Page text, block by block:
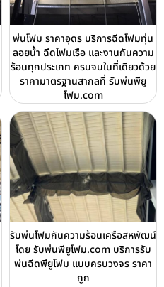
พ่นโฟม ราคาอุดร บริการฉีดโฟมทุ่น
ลอยน้ำ ฉีดโฟมเรือ และงานกันความ
ร้อนทุกประเภท ครบจบในที่เดียวด้วย
ราคามาตรฐานสากลที่ รับพ่นพียู
โฟม.com
รับพ่นโฟมกันความร้อนเครือสหพัฒน์
โดย รับพ่นพียูโฟม.com บริการรับ
พ่นฉีดพียูโฟม แบบครบวงจร ราคา
ถูก